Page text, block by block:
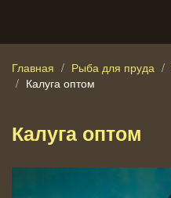
Главная Рыба для пруда
Калуга оптом
Калуга оптом